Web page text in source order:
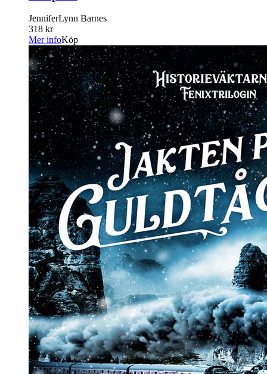
JenniferLynn Barnes
318 kr
Mer infoKöp